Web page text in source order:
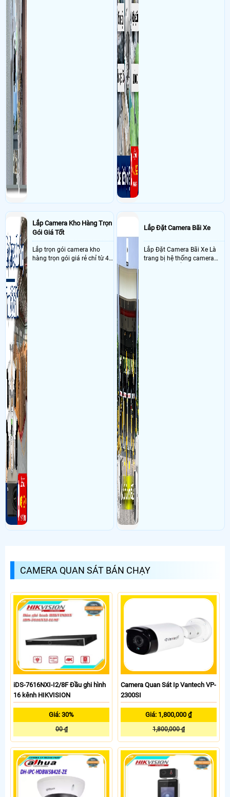
Lắp Camera Kho Hàng Trọn
Gói Giá Tốt
Lắp trọn gói camera kho
hàng trọn gói giá rẻ chỉ từ 4
Lắp Đặt Camera Bãi Xe
Lắp Đặt Camera Bãi Xe Là
trang bị hệ thống camera
CAMERA QUAN SÁT BÁN CHẠY
iDS-7616NXI-I2/8F Đầu ghi hình
16 kênh HIKVISION
Giá: 30%
00 ₫
Camera Quan Sát Ip Vantech VP-
2300SI
Giá: 1,800,000 ₫
1,800,000 ₫